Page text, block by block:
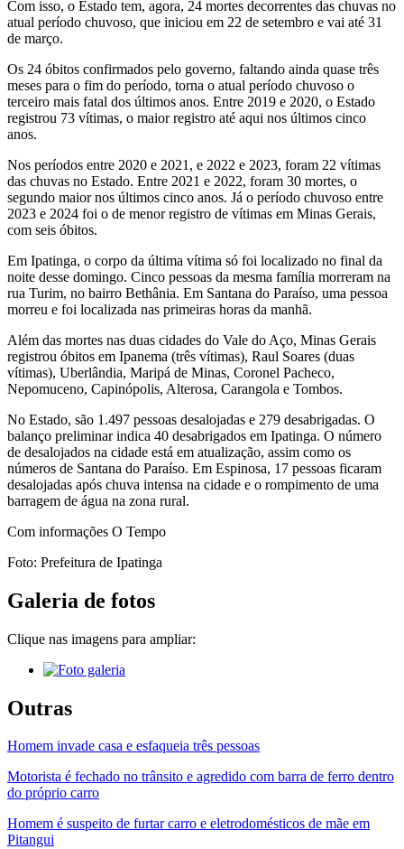
Com isso, o Estado tem, agora, 24 mortes decorrentes das chuvas no
atual período chuvoso, que iniciou em 22 de setembro e vai até 31
de março.
Os 24 óbitos confirmados pelo governo, faltando ainda quase três
meses para o fim do período, torna o atual período chuvoso o
terceiro mais fatal dos últimos anos. Entre 2019 e 2020, o Estado
registrou 73 vítimas, o maior registro até aqui nos últimos cinco
anos.
Nos períodos entre 2020 e 2021, e 2022 e 2023, foram 22 vítimas
das chuvas no Estado. Entre 2021 e 2022, foram 30 mortes, o
segundo maior nos últimos cinco anos. Já o período chuvoso entre
2023 e 2024 foi o de menor registro de vítimas em Minas Gerais,
com seis óbitos.
Em Ipatinga, o corpo da última vítima só foi localizado no final da
noite desse domingo. Cinco pessoas da mesma família morreram na
rua Turim, no bairro Bethânia. Em Santana do Paraíso, uma pessoa
morreu e foi localizada nas primeiras horas da manhã.
Além das mortes nas duas cidades do Vale do Aço, Minas Gerais
registrou óbitos em Ipanema (três vítimas), Raul Soares (duas
vítimas), Uberlândia, Maripá de Minas, Coronel Pacheco,
Nepomuceno, Capinópolis, Alterosa, Carangola e Tombos.
No Estado, são 1.497 pessoas desalojadas e 279 desabrigadas. O
balanço preliminar indica 40 desabrigados em Ipatinga. O número
de desalojados na cidade está em atualização, assim como os
números de Santana do Paraíso. Em Espinosa, 17 pessoas ficaram
desalojadas após chuva intensa na cidade e o rompimento de uma
barragem de água na zona rural.
Com informações O Tempo
Foto: Prefeitura de Ipatinga
Galeria de fotos
Clique nas imagens para ampliar:
Outras
Homem invade casa e esfaqueia três pessoas
Motorista é fechado no trânsito e agredido com barra de ferro dentro
do próprio carro
Homem é suspeito de furtar carro e eletrodomésticos de mãe em
Pitangui